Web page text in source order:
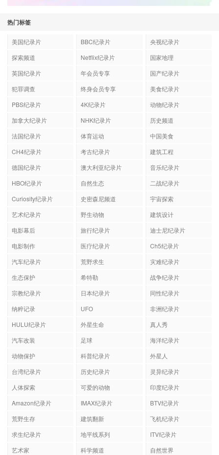
热门标签
美国纪录片 BBC纪录片
央视纪录片
探索频道
Netflix纪录片
国家地理
英国纪录片
年会员专享
国产纪录片
犯罪调查
终身会员专享
美食纪录片
PBS纪录片
4K纪录片
动物纪录片
加拿大纪录片
NHK纪录片
历史频道
法国纪录片
体育运动
中国美食
CH4纪录片
考古纪录片
建筑工程
德国纪录片
澳大利亚纪录片
音乐纪录片
HBO纪录片
自然生态
二战纪录片
Curiosity纪录片
史密森尼频道
宇宙探索
艺术纪录片
野生动物
建筑设计
电影幕后
旅行纪录片
迪士尼纪录片
电影制作
医疗纪录片
Ch5纪录片
汽车纪录片
荒野求生
灾难纪录片
生态保护
希特勒
战争纪录片
宗教纪录片
日本纪录片
同性纪录片
纳粹记录
UFO
非洲纪录片
HULU纪录片
外星生命
真人秀
汽车改装
足球
海洋纪录片
动物保护
科普纪录片
外星人
台湾纪录片
历史纪录片
灵异纪录片
人体探索
可爱的动物
印度纪录片
Amazon纪录片
IMAX纪录片
BTV纪录片
荒野生存
建筑翻新
飞机纪录片
求生纪录片
地平线系列
ITV纪录片
艺术家
科学频道
自然世界